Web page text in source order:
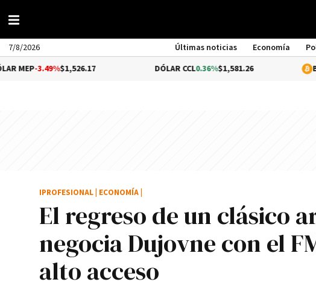
7/8/2026 Últimas noticias Economía
$1,526.17 0.36%$1,581.26 BITCOIN
El regreso de un clásico
negocia Dujovne con el
alto acceso
IPROFESIONAL ECONOMÍA